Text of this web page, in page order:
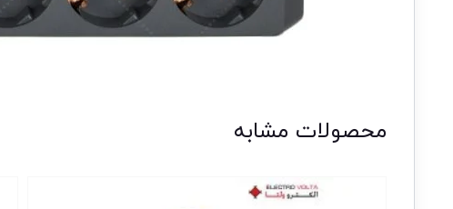
محصولات مشابه